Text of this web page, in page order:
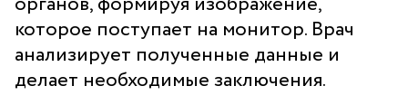
которое поступает на монитор. Врач
анализирует полученные данные и
делает необходимые заключения.